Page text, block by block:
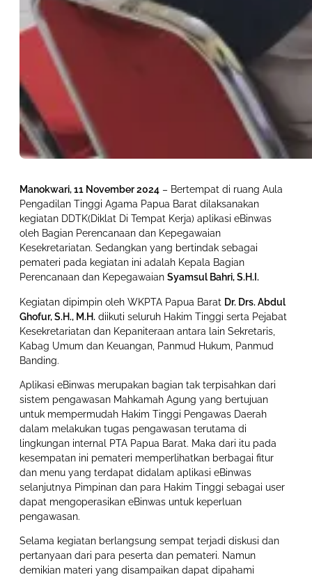
Manokwari, 11 November 2024 – Bertempat di ruang Aula
Pengadilan Tinggi Agama Papua Barat dilaksanakan
kegiatan DDTK(Diklat Di Tempat Kerja) aplikasi eBinwas
oleh Bagian Perencanaan dan Kepegawaian
Kesekretariatan. Sedangkan yang bertindak sebagai
pemateri pada kegiatan ini adalah Kepala Bagian
Perencanaan dan Kepegawaian Syamsul Bahri, S.H.I.
Kegiatan dipimpin oleh WKPTA Papua Barat Dr. Drs. Abdul
Ghofur, S.H., M.H. diikuti seluruh Hakim Tinggi serta Pejabat
Kesekretariatan dan Kepaniteraan antara lain Sekretaris,
Kabag Umum dan Keuangan, Panmud Hukum, Panmud
Banding.
Aplikasi eBinwas merupakan bagian tak terpisahkan dari
sistem pengawasan Mahkamah Agung yang bertujuan
untuk mempermudah Hakim Tinggi Pengawas Daerah
dalam melakukan tugas pengawasan terutama di
lingkungan internal PTA Papua Barat. Maka dari itu pada
kesempatan ini pemateri memperlihatkan berbagai fitur
dan menu yang terdapat didalam aplikasi eBinwas
selanjutnya Pimpinan dan para Hakim Tinggi sebagai user
dapat mengoperasikan eBinwas untuk keperluan
pengawasan.
Selama kegiatan berlangsung sempat terjadi diskusi dan
pertanyaan dari para peserta dan pemateri. Namun
demikian materi yang disampaikan dapat dipahami